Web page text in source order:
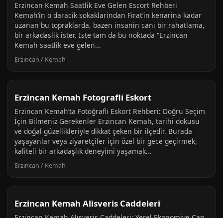
Erzincan Kemah Saatlik Eve Gelen Escort Rehberi
Kemah’in o daracik sokaklarindan Firat’in kenarina kadar
uzanan bu topraklarda, bazen insanin cani bir rahatlama,
bir arkadaslik ister. Iste tam da bu noktada “Erzincan
Kemah saatlik eve gelen...
Erzincan / Kemah
Erzincan Kemah Fotografli Eskort
Erzincan Kemah’ta Fotoğraflı Eskort Rehberi: Doğru Seçim
İçin Bilmeniz Gerekenler Erzincan Kemah, tarihi dokusu
ve doğal güzellikleriyle dikkat çeken bir ilçedir. Burada
yaşayanlar veya ziyaretçiler için özel bir gece geçirmek,
kaliteli bir arkadaşlık deneyimi yaşamak...
Erzincan / Kemah
Erzincan Kemah Alisveris Caddeleri